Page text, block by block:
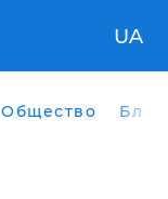
UA
Общество